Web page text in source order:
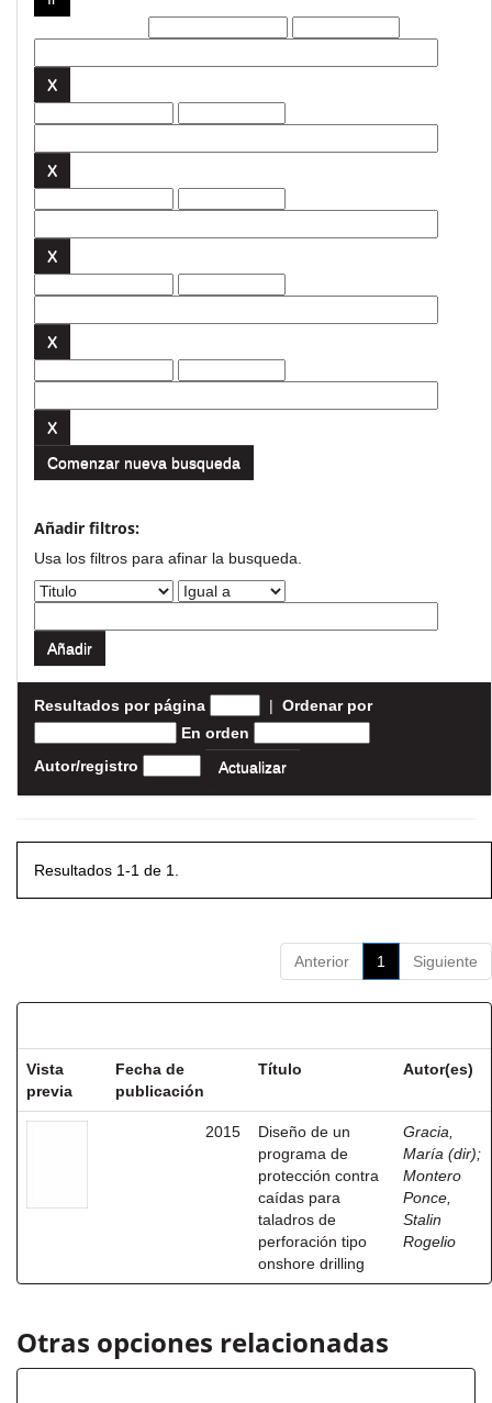
Comenzar nueva busqueda
Añadir filtros:
Usa los filtros para afinar la busqueda.
Resultados por página | Ordenar por
En orden
Autor/registro
Resultados 1-1 de 1.
Anterior 1 Siguiente
Vista
previa
Fecha de
publicación
Título Autor(es)
2015
Diseño de un
programa de
protección contra
caídas para
taladros de
perforación tipo
onshore drilling
Gracia,
María (dir);
Montero
Ponce,
Stalin
Rogelio
Otras opciones relacionadas